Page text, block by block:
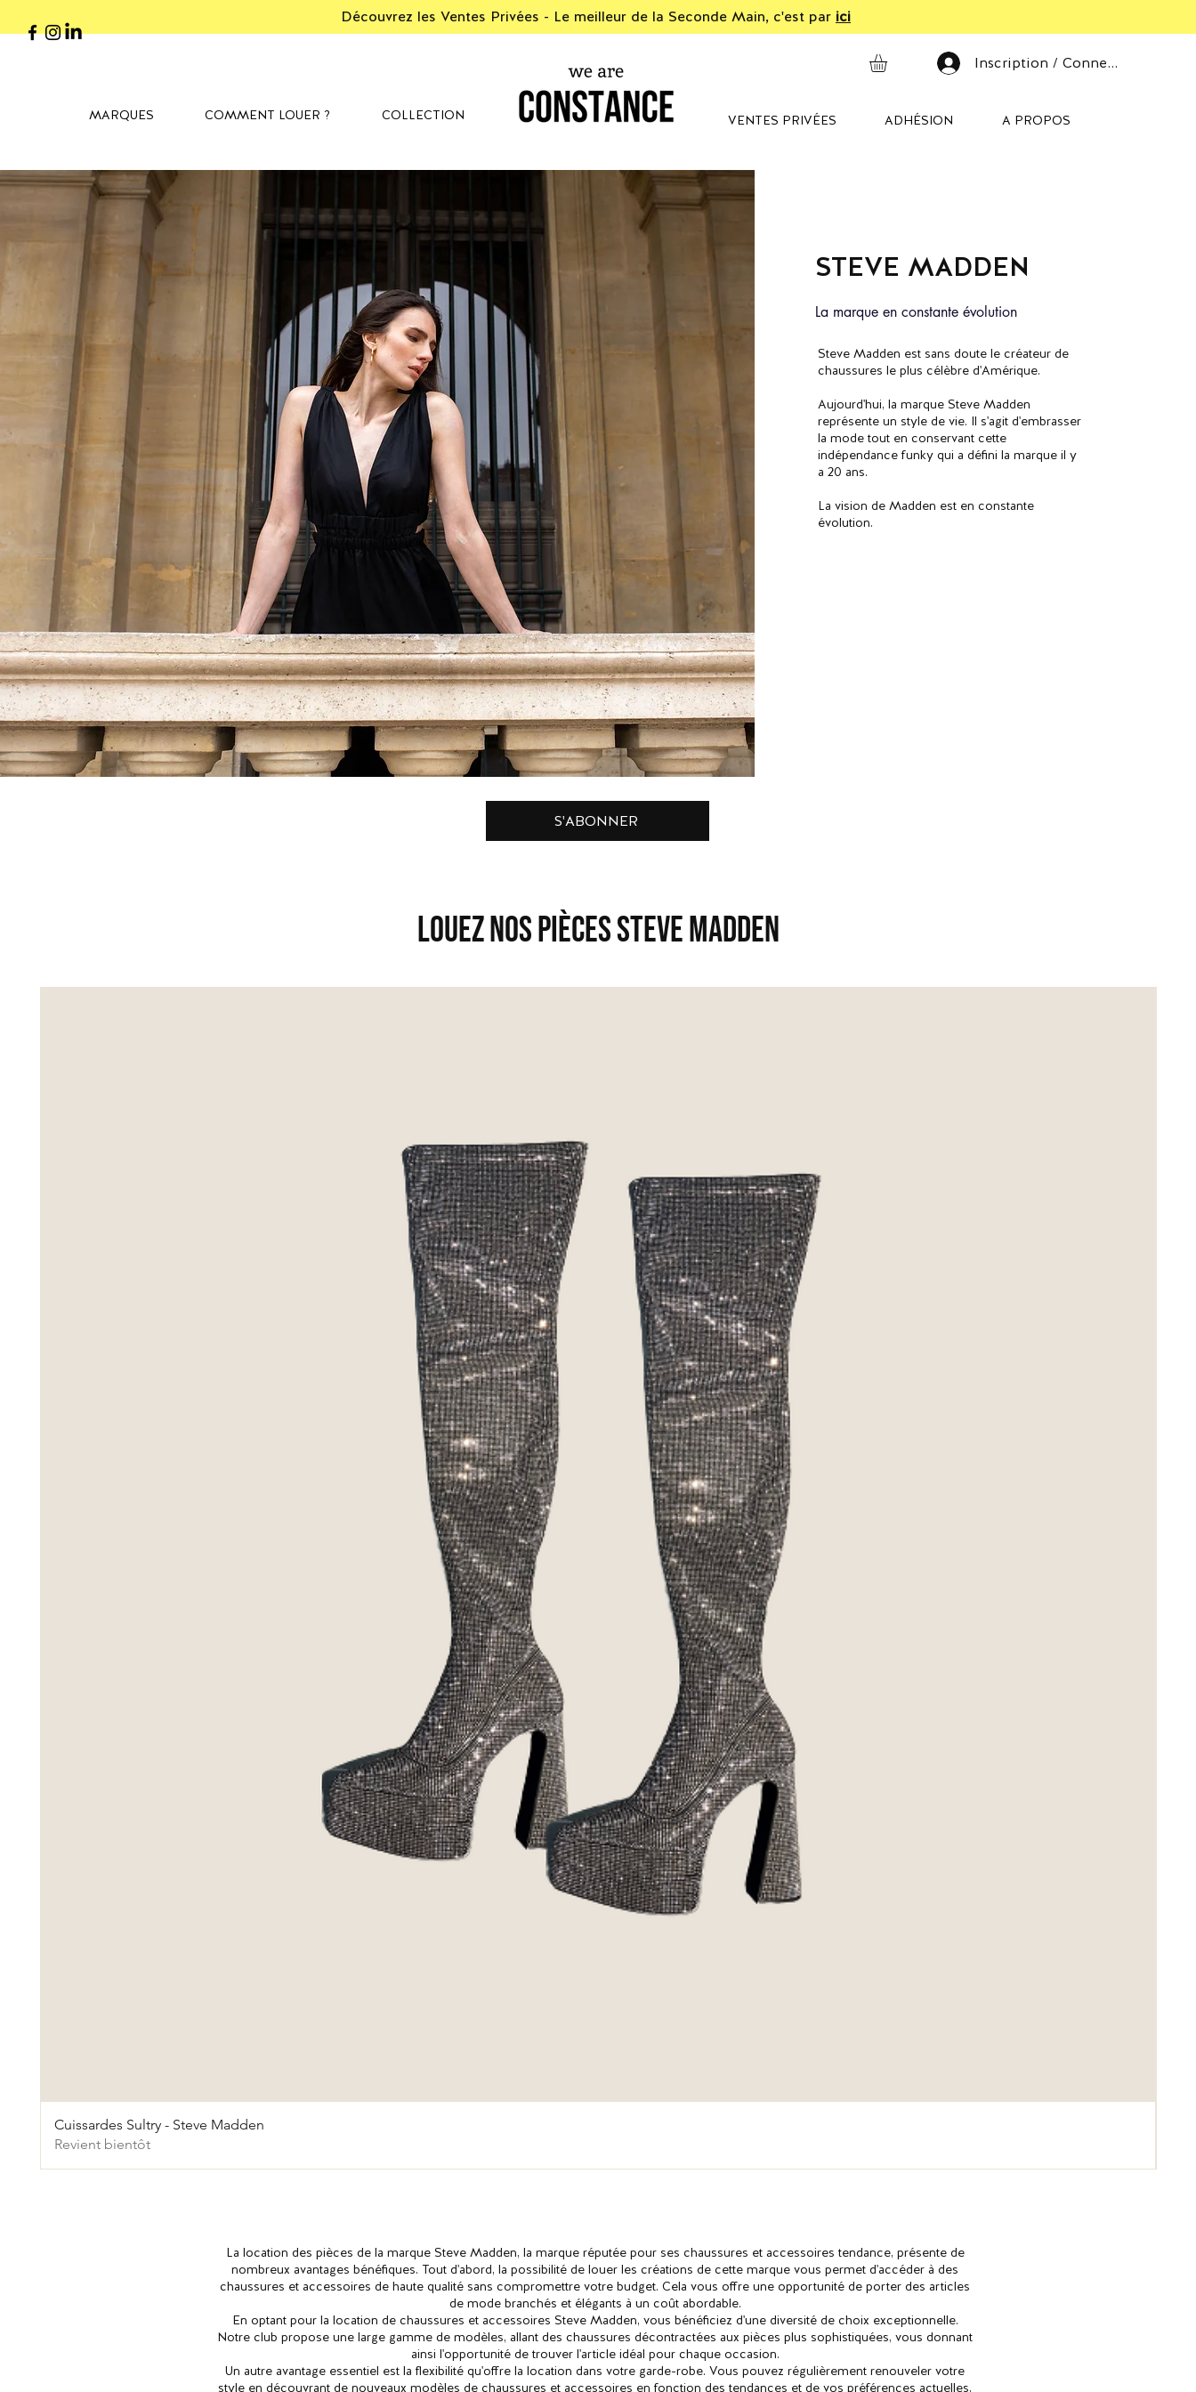
Découvrez les Ventes Privées - Le meilleur de la Seconde Main, c'est par ici
MARQUES COMMENT LOUER ? COLLECTION
Inscription / Connexion
VENTES PRIVÉES ADHÉSION A PROPOS
STEVE MADDEN
La marque en constante évolution
Steve Madden est sans doute le créateur de
chaussures le plus célèbre d'Amérique.
Aujourd'hui, la marque Steve Madden
représente un style de vie. Il s'agit d'embrasser
la mode tout en conservant cette
indépendance funky qui a défini la marque il y
a 20 ans.
La vision de Madden est en constante
évolution.
S'ABONNER
LOUEZ NOS Pièces STEVE MADDEN
Cuissardes Sultry - Steve Madden
Revient bientôt
La location des pièces de la marque Steve Madden, la marque réputée pour ses chaussures et accessoires tendance, présente de
nombreux avantages bénéfiques. Tout d'abord, la possibilité de louer les créations de cette marque vous permet d'accéder à des
chaussures et accessoires de haute qualité sans compromettre votre budget. Cela vous offre une opportunité de porter des articles
de mode branchés et élégants à un coût abordable.
En optant pour la location de chaussures et accessoires Steve Madden, vous bénéficiez d'une diversité de choix exceptionnelle.
Notre club propose une large gamme de modèles, allant des chaussures décontractées aux pièces plus sophistiquées, vous donnant
ainsi l'opportunité de trouver l'article idéal pour chaque occasion.
Un autre avantage essentiel est la flexibilité qu'offre la location dans votre garde-robe. Vous pouvez régulièrement renouveler votre
style en découvrant de nouveaux modèles de chaussures et accessoires en fonction des tendances et de vos préférences actuelles,